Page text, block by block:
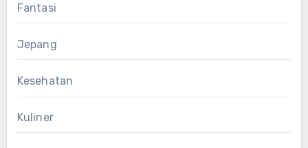
Fantasi
Jepang
Kesehatan
Kuliner